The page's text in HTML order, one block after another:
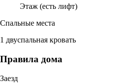
Этаж (есть лифт)
Спальные места
1 двуспальная кровать
Правила дома
Заезд